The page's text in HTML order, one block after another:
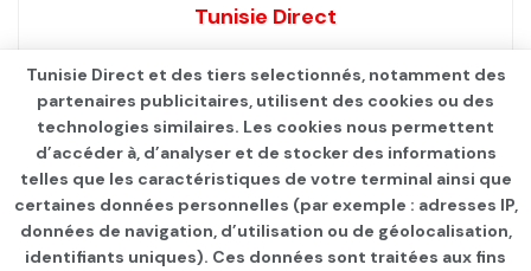
Tunisie Direct
Qui sommes-nous ? Advertise Contact S’identifier
Tunisie Direct et des tiers selectionnés, notamment des
partenaires publicitaires, utilisent des cookies ou des
technologies similaires. Les cookies nous permettent
d’accéder à, d’analyser et de stocker des informations
telles que les caractéristiques de votre terminal ainsi que
certaines données personnelles (par exemple : adresses IP,
données de navigation, d’utilisation ou de géolocalisation,
identifiants uniques). Ces données sont traitées aux fins